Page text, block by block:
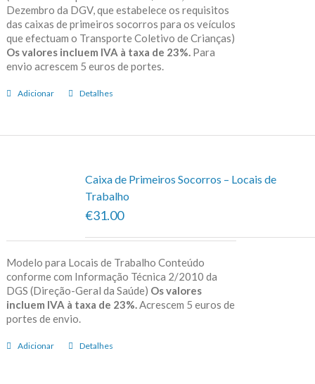
Dezembro da DGV, que estabelece os requisitos
das caixas de primeiros socorros para os veículos
que efectuam o Transporte Coletivo de Crianças)
Os valores incluem IVA à taxa de 23%. Para
envio acrescem 5 euros de portes.
Adicionar Detalhes
Caixa de Primeiros Socorros – Locais de
Trabalho
€31.00
Modelo para Locais de Trabalho Conteúdo
conforme com Informação Técnica 2/2010 da
DGS (Direção-Geral da Saúde) Os valores
incluem IVA à taxa de 23%. Acrescem 5 euros de
portes de envio.
Adicionar Detalhes